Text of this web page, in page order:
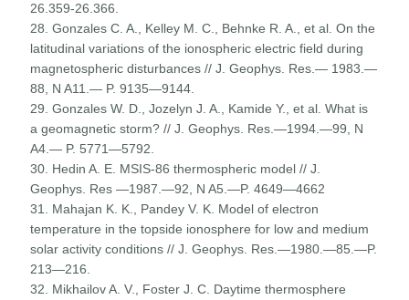
26.359-26.366.
28. Gonzales C. A., Kelley M. C., Behnke R. A., et al. On the
latitudinal variations of the ionospheric electric field during
magnetospheric disturbances // J. Geophys. Res.— 1983.—
88, N A11.— P. 9135—9144.
29. Gonzales W. D., Jozelyn J. A., Kamide Y., et al. What is
a geomagnetic storm? // J. Geophys. Res.—1994.—99, N
A4.— P. 5771—5792.
30. Hedin A. E. MSIS-86 thermospheric model // J.
Geophys. Res —1987.—92, N A5.—P. 4649—4662
31. Mahajan K. K., Pandey V. K. Model of electron
temperature in the topside ionosphere for low and medium
solar activity conditions // J. Geophys. Res.—1980.—85.—P.
213—216.
32. Mikhailov A. V., Foster J. C. Daytime thermosphere